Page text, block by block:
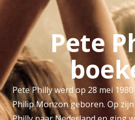
Pete
Pete Philly werd op 28 mei
Philip Monzon geboren. Op